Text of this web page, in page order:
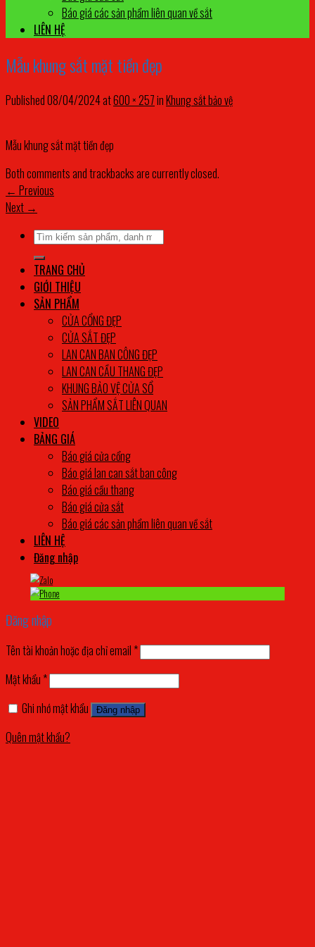
Báo giá các sản phẩm liên quan về sắt
LIÊN HỆ
Mẫu khung sắt mặt tiền đẹp
Published08/04/2024at600 × 257inKhung sắt bảo vệ
Mẫu khung sắt mặt tiền đẹp
Both comments and trackbacks are currently closed.
← Previous
Next →
Tìm
kiếm:
TRANG CHỦ
GIỚI THIỆU
SẢN PHẨM
CỬA CỔNG ĐẸP
CỬA SẮT ĐẸP
LAN CAN BAN CÔNG ĐẸP
LAN CAN CẦU THANG ĐẸP
KHUNG BẢO VỆ CỬA SỔ
SẢN PHẨM SẮT LIÊN QUAN
VIDEO
BẢNG GIÁ
Báo giá cửa cổng
Báo giá lan can sắt ban công
Báo giá cầu thang
Báo giá cửa sắt
Báo giá các sản phẩm liên quan về sắt
LIÊN HỆ
Đăng nhập
Đăng nhập
Tên tài khoản hoặc địa chỉ email *
Mật khẩu *
Ghi nhớ mật khẩu
Đăng nhập
Quên mật khẩu?